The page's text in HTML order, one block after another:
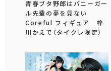
青春ブタ野郎はバニーガー
ル先輩の夢を見ない
Coreful フィギュア 梓
川かえで（タイクレ限定）